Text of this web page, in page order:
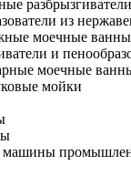
разбрызгиватели
из
моечные ванны
и
моечные
мойки